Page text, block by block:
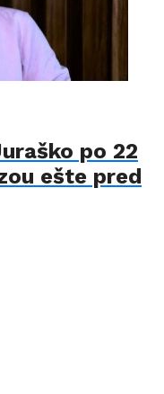
po 22
ešte pred